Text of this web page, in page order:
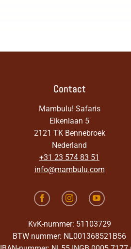
Contact
Mambulu! Safaris
Eikenlaan 5
2121 TK Bennebroek
Nederland
+31 23 574 83 51
info@mambulu.com
KvK-nummer: 51103729
BTW nummer: NL001368521B56